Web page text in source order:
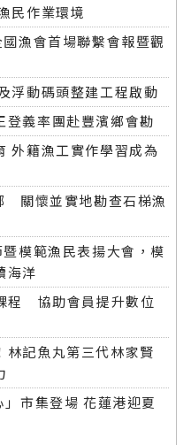
民作業環境
漁會首場聯繫會報暨觀
浮動碼頭整建工程啟動
登義率團赴豐濱鄉會勘
外籍漁工實作學習成為
關懷並實地勘查石梯漁
模範漁民表揚大會，模
海洋
程 協助會員提升數位
林記魚丸第三代林家賢
市集登場 花蓮港迎夏